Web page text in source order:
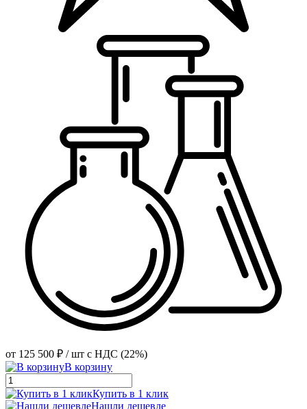
от 125 500 ₽ / шт с НДС (22%)
В корзину
Купить в 1 клик
Нашли дешевле